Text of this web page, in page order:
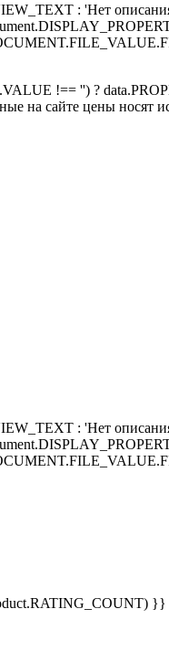
: 'Нет
!== '') ?
на сайте цены носят
: 'Нет
}}